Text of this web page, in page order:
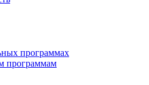
программах
программам